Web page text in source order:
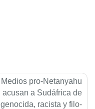
Medios pro-Netanyahu
acusan a Sudáfrica de
genocida, racista y filo-